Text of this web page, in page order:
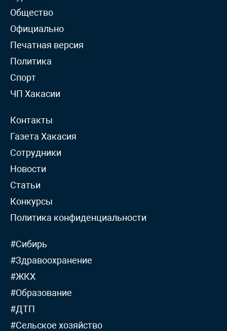
Общество
Официально
Печатная версия
Политика
Спорт
ЧП Хакасии
Контакты
Газета Хакасия
Сотрудники
Новости
Статьи
Конкурсы
Политика конфиденциальности
#Сибирь
#Здравоохранение
#ЖКХ
#Образование
#ДТП
#Сельское хозяйство